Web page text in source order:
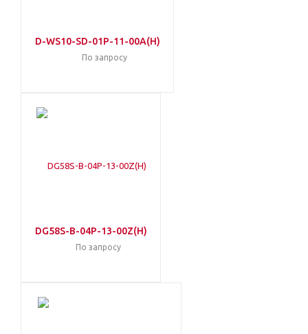
D-WS10-SD-01P-11-00A(H)
По запросу
DG58S-B-04P-13-00Z(H)
По запросу